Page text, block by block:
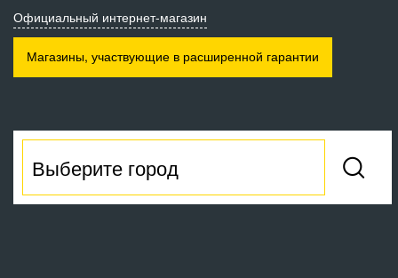
Официальный интернет-магазин
Магазины, участвующие в расширенной гарантии